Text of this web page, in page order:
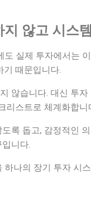
않고 시스
실제 투자에서는
기 때문입니다.
않습니다. 대신 투
리스트로 체계화합니
록 돕고, 감정적인
니다.
나의 장기 투자 시